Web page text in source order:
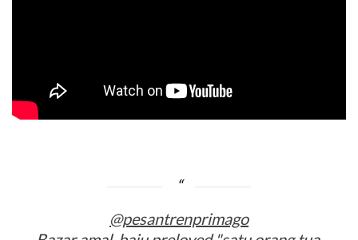
@pesantrenprimago